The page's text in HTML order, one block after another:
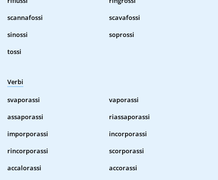
scannafossi
scavafossi
sinossi
soprossi
tossi
Verbi
svaporassi
vaporassi
assaporassi
riassaporassi
imporporassi
incorporassi
rincorporassi
scorporassi
accalorassi
accorassi